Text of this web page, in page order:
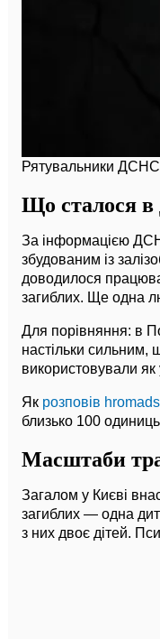
Рятувальники ДСНС
Що сталося
За інформацією
збудованим із
доводилося
загиблих. Ще одна
Для порівняння: в
настільки
використовували як
Як розповів
близько 100
Масштаби
Загалом у Києві
загиблих — одна
з них двоє дітей.